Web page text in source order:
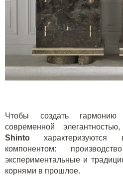
Чтобы создать
современной
Shinto
компонентом:
экспериментальные и
корнями в прошлое.